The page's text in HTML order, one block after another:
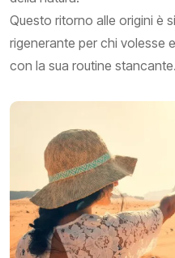
Questo ritorno alle origini è
rigenerante per chi volesse
con la sua routine stancante.